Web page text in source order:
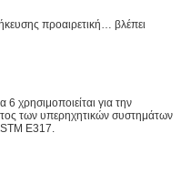
προαιρετική… βλέπει
χρησιμοποιείται για την
των υπερηχητικών συστημάτων
E317.